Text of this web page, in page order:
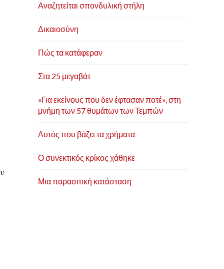
Αναζητείται σπονδυλική στήλη
Δικαιοσύνη
Πώς τα κατάφεραν
Στα 25 μεγαβάτ
«Για εκείνους που δεν έφτασαν ποτέ», στη
μνήμη των 57 θυμάτων των Τεμπών
Αυτός που βάζει τα χρήματα
Ο συνεκτικός κρίκος χάθηκε
Μια παρασιτική κατάσταση